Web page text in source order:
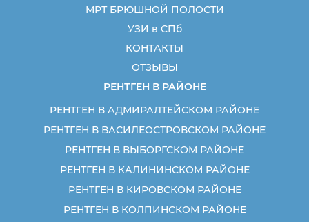
МРТ БРЮШНОЙ ПОЛОСТИ
УЗИ в СПб
КОНТАКТЫ
ОТЗЫВЫ
РЕНТГЕН В РАЙОНЕ
РЕНТГЕН В АДМИРАЛТЕЙСКОМ РАЙОНЕ
РЕНТГЕН В ВАСИЛЕОСТРОВСКОМ РАЙОНЕ
РЕНТГЕН В ВЫБОРГСКОМ РАЙОНЕ
РЕНТГЕН В КАЛИНИНСКОМ РАЙОНЕ
РЕНТГЕН В КИРОВСКОМ РАЙОНЕ
РЕНТГЕН В КОЛПИНСКОМ РАЙОНЕ